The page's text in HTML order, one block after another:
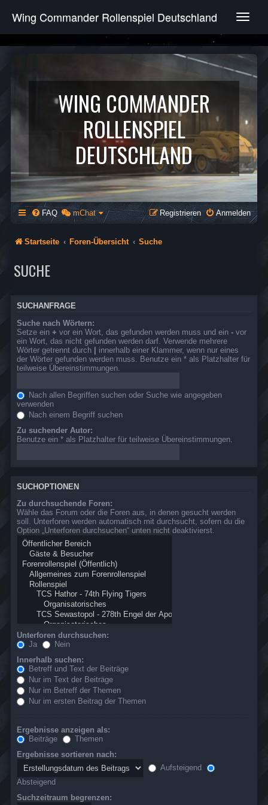
T
g
e
v
g
a
t
i
o
n
Wing Commander Rollenspiel Deutschland
WING COMMANDER
ROLLENSPIEL
DEUTSCHLAND
FAQ mChat Anmelden
Registrieren
Startseite Foren-Übersicht Suche
SUCHE
SUCHANFRAGE
Suche nach Wörtern:
Setze ein + vor ein Wort, das gefunden werden muss und ein - vor
ein Wort, das nicht gefunden werden darf. Verwende mehrere
Wörter getrennt durch | innerhalb einer Klammer, wenn nur eines
der Wörter gefunden werden muss. Benutze ein * als Platzhalter für
teilweise Übereinstimmungen.
Nach allen Begriffen suchen oder Suche wie angegeben
verwenden
Nach einem Begriff suchen
Zu suchender Autor:
Benutze ein * als Platzhalter für teilweise Übereinstimmungen.
SUCHOPTIONEN
Zu durchsuchende Foren:
Wähle das Forum oder die Foren aus, in denen gesucht werden
soll. Unterforen werden automatisch mit durchsucht, sofern du die
Option „Unterforen durchsuchen“ unten nicht deaktivierst.
Unterforen durchsuchen:
Ja
Nein
Innerhalb suchen:
Betreff und Text der Beiträge
Nur im Text der Beiträge
Nur im Betreff der Themen
Nur im ersten Beitrag der Themen
Ergebnisse anzeigen als:
Beiträge
Themen
Ergebnisse sortieren nach:
Aufsteigend
Absteigend
Suchzeitraum begrenzen: